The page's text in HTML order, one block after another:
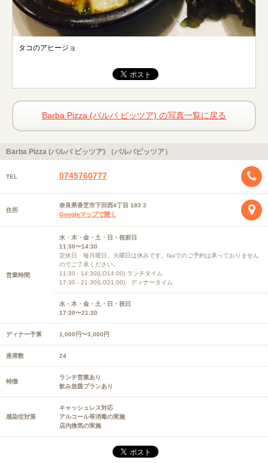
タコのアヒージョ
Barba Pizza (バルバ ピッツア) の写真一覧に戻る
Barba Pizza (バルバ ピッツア) （バルバピッツア）
TEL 0745760777
住所
奈良県香芝市下田西4丁目 183 2
Googleマップで開く
営業時間
水・木・金・土・日・祝前日
11:30〜14:30
定休日 毎月曜日、火曜日は休みです。faxでのご予約は承っておりません
のでご了承ください。
11:30 - 14:30(LO14:00) ランチタイム
17:30 - 21:30(LO21:00) ディナータイム
水・木・金・土・日・祝日
17:30〜21:30
ディナー予算 1,000円〜3,000円
座席数 24
特徴
ランチ営業あり
飲み放題プランあり
感染症対策
キャッシュレス対応
アルコール等消毒の実施
店内換気の実施